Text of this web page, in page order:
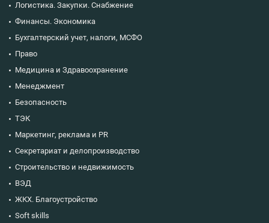
Логистика. Закупки. Снабжение
Финансы. Экономика
Бухгалтерский учет, налоги, МСФО
Право
Медицина и Здравоохранение
Менеджмент
Безопасность
ТЭК
Маркетинг, реклама и PR
Секретариат и делопроизводство
Строительство и недвижимость
ВЭД
ЖКХ. Благоустройство
Soft skills